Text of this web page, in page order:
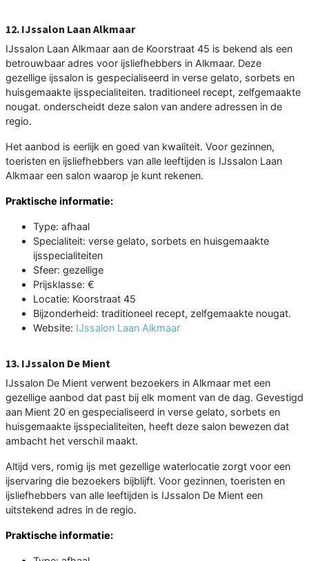
12. IJssalon Laan Alkmaar
IJssalon Laan Alkmaar aan de Koorstraat 45 is bekend als een
betrouwbaar adres voor ijsliefhebbers in Alkmaar. Deze
gezellige ijssalon is gespecialiseerd in verse gelato, sorbets en
huisgemaakte ijsspecialiteiten. traditioneel recept, zelfgemaakte
nougat. onderscheidt deze salon van andere adressen in de
regio.
Het aanbod is eerlijk en goed van kwaliteit. Voor gezinnen,
toeristen en ijsliefhebbers van alle leeftijden is IJssalon Laan
Alkmaar een salon waarop je kunt rekenen.
Praktische informatie:
Type: afhaal
Specialiteit: verse gelato, sorbets en huisgemaakte
ijsspecialiteiten
Sfeer: gezellige
Prijsklasse: €
Locatie: Koorstraat 45
Bijzonderheid: traditioneel recept, zelfgemaakte nougat.
Website: IJssalon Laan Alkmaar
13. IJssalon De Mient
IJssalon De Mient verwent bezoekers in Alkmaar met een
gezellige aanbod dat past bij elk moment van de dag. Gevestigd
aan Mient 20 en gespecialiseerd in verse gelato, sorbets en
huisgemaakte ijsspecialiteiten, heeft deze salon bewezen dat
ambacht het verschil maakt.
Altijd vers, romig ijs met gezellige waterlocatie zorgt voor een
ijservaring die bezoekers bijblijft. Voor gezinnen, toeristen en
ijsliefhebbers van alle leeftijden is IJssalon De Mient een
uitstekend adres in de regio.
Praktische informatie: